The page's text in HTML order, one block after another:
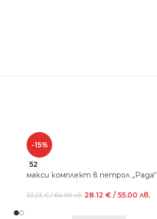
-15%
52
макси комплект в петрол „Рада“
33.23€/ 64.99 лв.28.12 € / 55.00 лв.